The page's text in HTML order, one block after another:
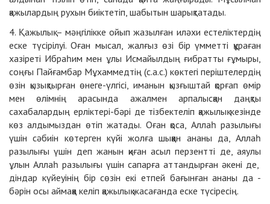
қажылардың рухын биіктетіп, шабытын шарықтатады.
4. Қажылық – мәңгілікке ойып жазылған иләхи естеліктердің
еске түсірілуі. Оған мысал, жалғыз өзі бір үмметті құраған
хазіреті Ибраһим мен ұлы Исмайылдың ғибратты ғұмыры,
соңғы Пайғамбар Мұхаммедтің (с.а.с.) көктегі періштелердің
өзін қызықтырған өнеге-үлгісі, иманын қызғыштай қорғап өмір
мен өлімнің арасында ажалмен арпалысқан даңқты
сахабалардың ерліктері-бәрі де тізбектеліп қажылық кезінде
көз алдымыздан өтіп жатады. Оған қоса, Аллаһ разылығы
үшін сәбиін көтерген күйі жолға шыққан ананы да, Аллаһ
разылығы үшін деп жанын қиған асыл перзентті де, аяулы
ұлын Аллаһ разылығы үшін сапарға аттандырған әкені де,
діндар күйеуінің бір сөзін екі етпей бағынған ананы да -
бәрін осы аймаққа келіп қажылық жасағанда еске түсіресің.